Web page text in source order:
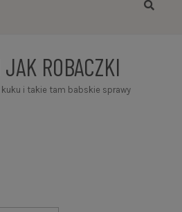
ROBACZKI
kuku i takie tam babskie sprawy